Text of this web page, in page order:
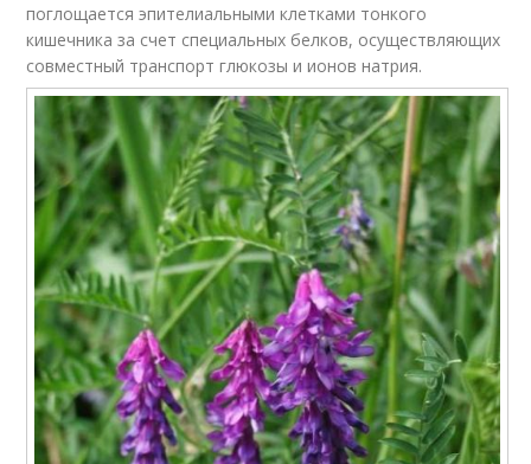
поглощается эпителиальными клетками тонкого
кишечника за счет специальных белков, осуществляющих
совместный транспорт глюкозы и ионов натрия.